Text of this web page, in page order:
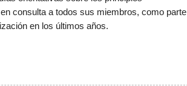
consulta a todos sus miembros, como parte
en los últimos años.